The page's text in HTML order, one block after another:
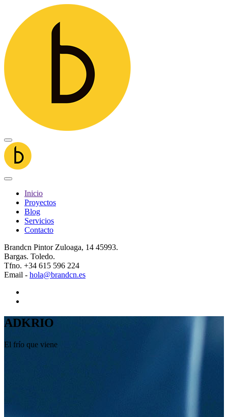
Inicio
Proyectos
Blog
Servicios
Contacto
Brandcn Pintor Zuloaga, 14 45993.
Bargas. Toledo.
Tfno. +34 615 596 224
Email - hola@brandcn.es
ADKRIO
El frío que viene